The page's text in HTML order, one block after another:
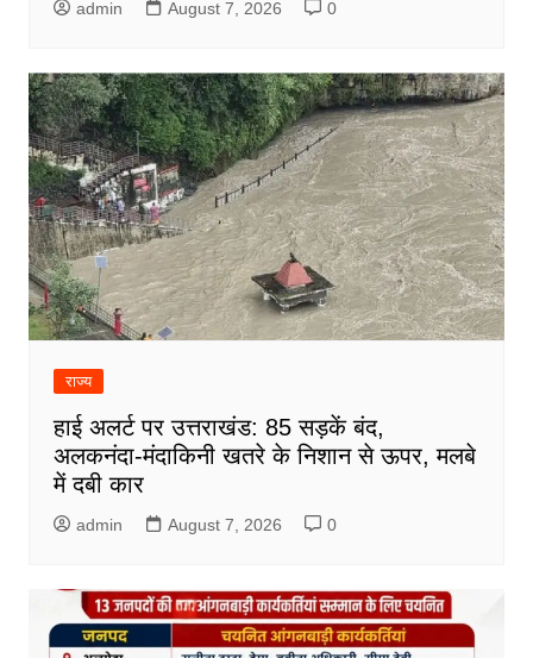
admin August 7, 2026 0
राज्य
हाई अलर्ट पर उत्तराखंड: 85 सड़कें बंद,
अलकनंदा-मंदाकिनी खतरे के निशान से ऊपर, मलबे
में दबी कार
admin August 7, 2026 0